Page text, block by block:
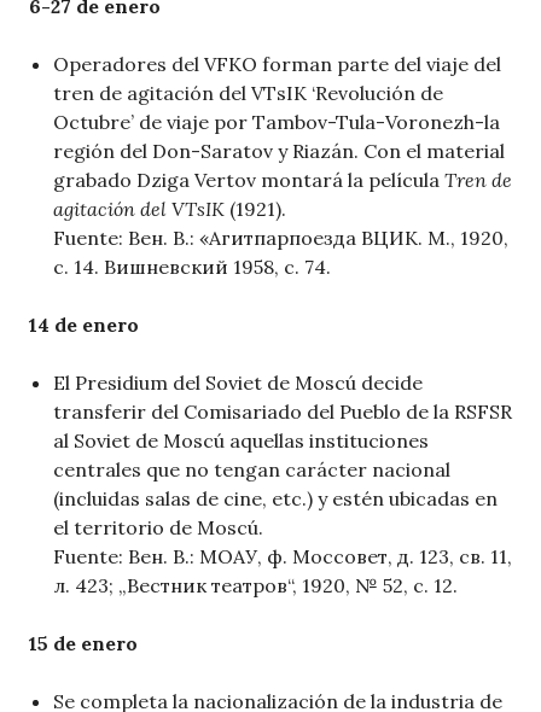
6-27 de enero
Operadores del VFKO forman parte del viaje del
tren de agitación del VTsIK ‘Revolución de
Octubre’ de viaje por Tambov-Tula-Voronezh-la
región del Don-Saratov y Riazán. Con el material
grabado Dziga Vertov montará la película Tren de
agitación del VTsIK (1921).
Fuente: Вен. В.: «Агитпарпоезда ВЦИК. М., 1920,
с. 14. Вишневский 1958, с. 74.
14 de enero
El Presidium del Soviet de Moscú decide
transferir del Comisariado del Pueblo de la RSFSR
al Soviet de Moscú aquellas instituciones
centrales que no tengan carácter nacional
(incluidas salas de cine, etc.) y estén ubicadas en
el territorio de Moscú.
Fuente: Вен. В.: МОАУ, ф. Моссовет, д. 123, св. 11,
л. 423; „Вестник театров“, 1920, № 52, с. 12.
15 de enero
Se completa la nacionalización de la industria de